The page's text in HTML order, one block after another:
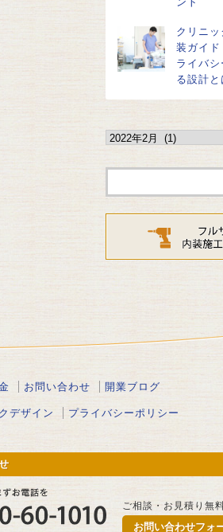
クリニ
装ガイ
ライバ
る設計と
お問い合わせ 開業ブログ
デザイン プライバシーポリシー
ご相談・お見積り無
お問い合わせフォ